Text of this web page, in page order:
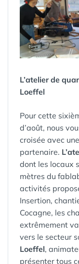
L’atelier de
Loeffel
Pour cette
d’août, nous
croisée avec
partenaire.
dont les locaux
mètres du
activités
Insertion,
Cocagne, les
extrêmement
vers le secteur
Loeffel,
présenter tous